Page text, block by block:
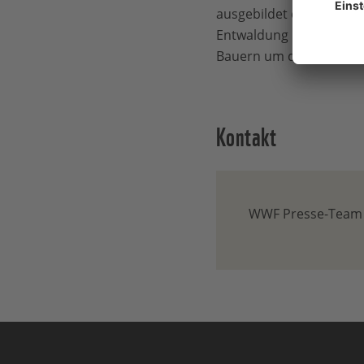
ausgebildet die
Entwaldung
Bauern um den Sioma
Kontakt
WWF Presse-Team